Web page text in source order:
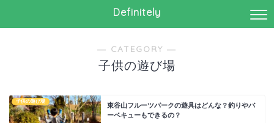
Definitely
― CATEGORY ―
子供の遊び場
子供の遊び場
東谷山フルーツパークの遊具はどんな？釣りやバ
ーベキューもできるの？